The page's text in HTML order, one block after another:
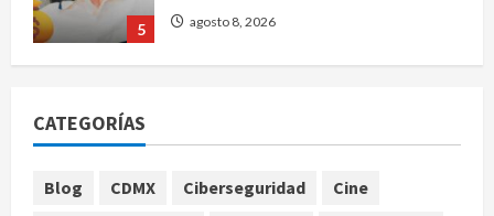
5 agosto 8, 2026
CATEGORÍAS
Blog CDMX Ciberseguridad
Cine